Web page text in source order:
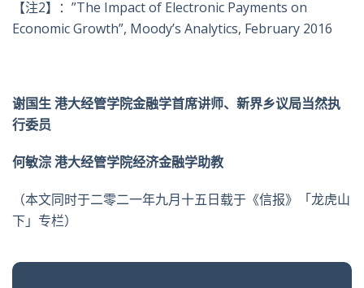
【注2】：”The Impact of Electronic Payments on
Economic Growth”, Moody’s Analytics, February 2016
谢国生 港大经管学院金融学首席讲师、新界乡议局当然执
行委员
何敏淙 港大经管学院经济金融学助教
（本文同时于二零二一年九月十五日载于《信报》「龙虎山
下」专栏）